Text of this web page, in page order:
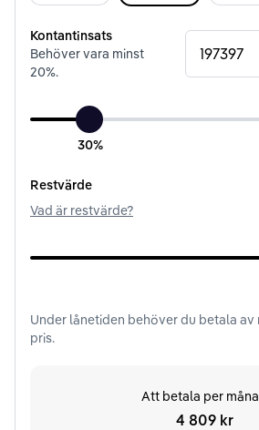
Kontantinsats
Behöver vara minst
20%.
30%
Restvärde
Vad är restvärde?
Under lånetiden behöver du betala av
pris.
Att betala per
4 809 kr